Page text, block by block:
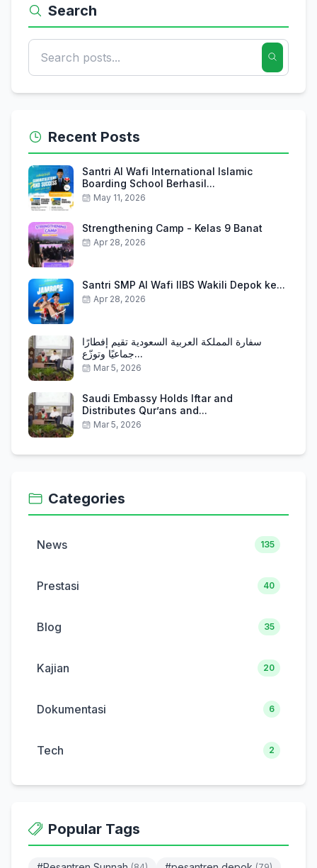
Search
Recent Posts
Santri Al Wafi International Islamic
Boarding School Berhasil...
May 11, 2026
Strengthening Camp - Kelas 9 Banat
Apr 28, 2026
Santri SMP Al Wafi IIBS Wakili Depok ke...
Apr 28, 2026
سفارة المملكة العربية السعودية تقيم إفطارًا
جماعيًا وتوزّع...
Mar 5, 2026
Saudi Embassy Holds Iftar and
Distributes Qur’ans and...
Mar 5, 2026
Categories
News 135
Prestasi 40
Blog 35
Kajian 20
Dokumentasi 6
Tech 2
Popular Tags